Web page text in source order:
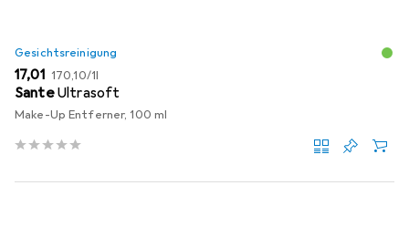
Gesichtsreinigung
EUR
17,01 EUR
170,10/1l
SanteUltrasoft
Make-Up Entferner, 100 ml